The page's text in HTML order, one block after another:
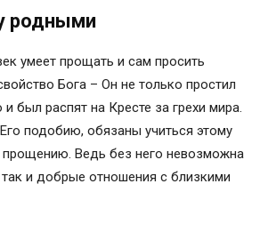
родными
умеет прощать и сам просить
Бога – Он не только простил
был распят на Кресте за грехи мира.
подобию, обязаны учиться этому
прощению. Ведь без него невозможна
и добрые отношения с близкими